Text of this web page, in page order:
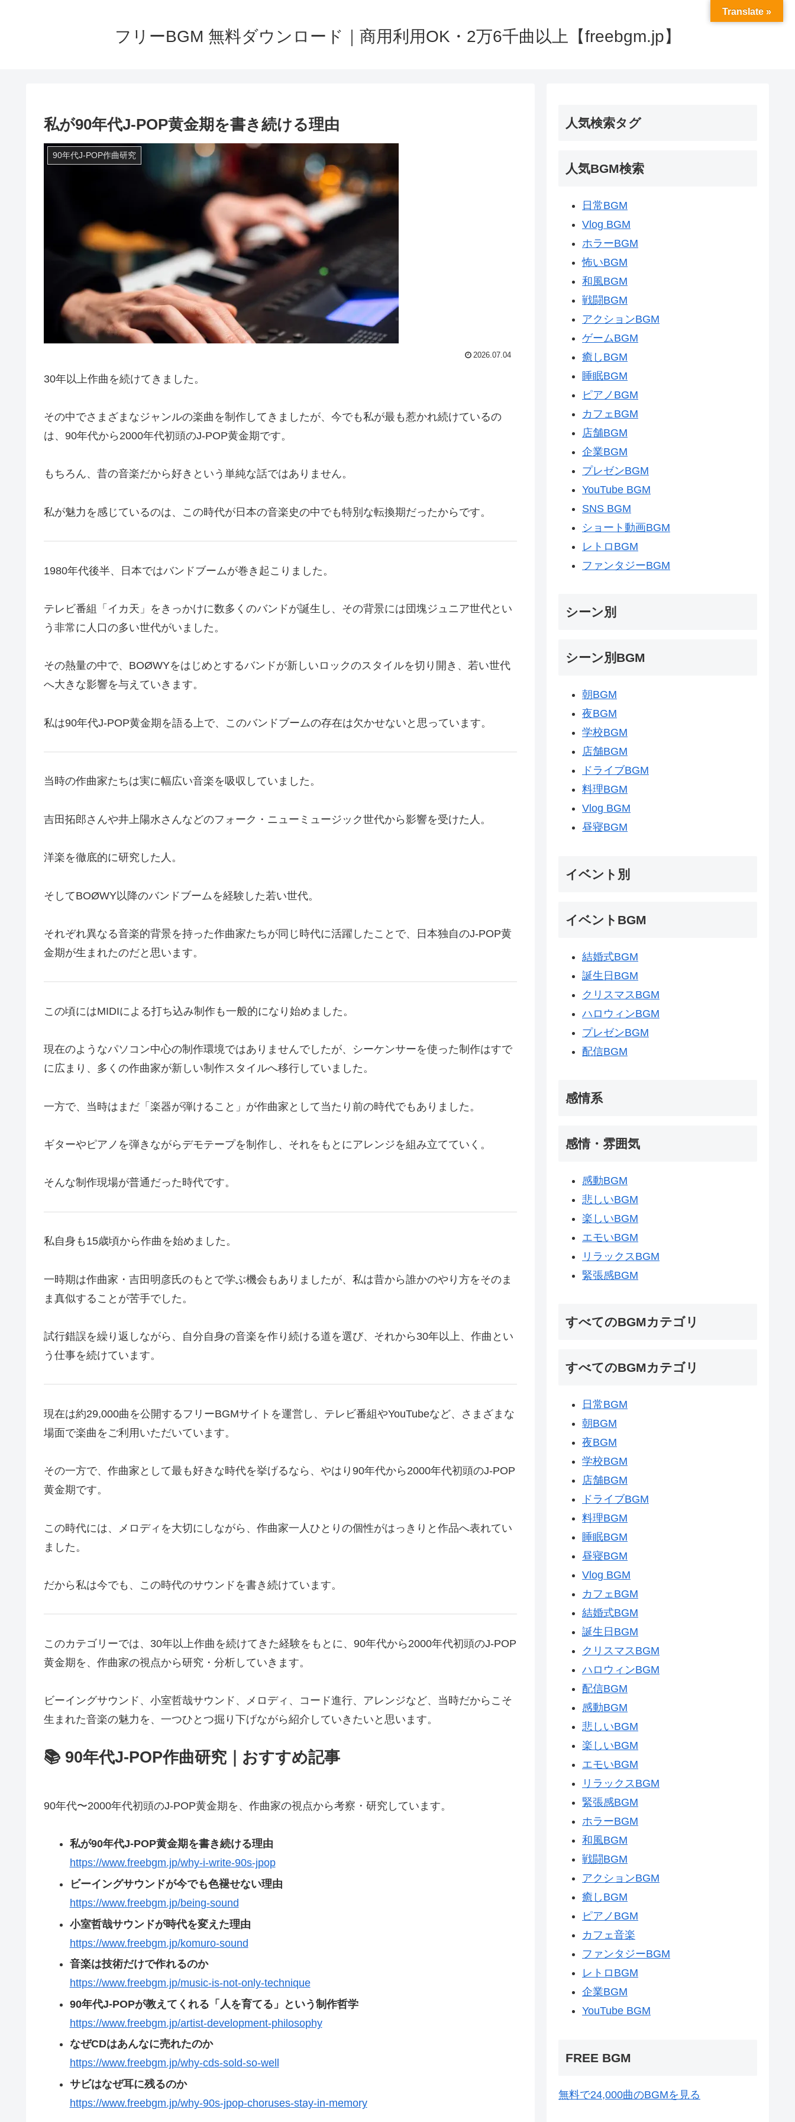
フリーBGM 無料ダウンロード｜商用利用OK・2万6千曲以上【freebgm.jp】
私が90年代J-POP黄金期を書き続ける理由
90年代J-POP作曲研究
2026.07.04
30年以上作曲を続けてきました。
その中でさまざまなジャンルの楽曲を制作してきましたが、今でも私が最も惹かれ続けているの
は、90年代から2000年代初頭のJ-POP黄金期です。
もちろん、昔の音楽だから好きという単純な話ではありません。
私が魅力を感じているのは、この時代が日本の音楽史の中でも特別な転換期だったからです。
1980年代後半、日本ではバンドブームが巻き起こりました。
テレビ番組「イカ天」をきっかけに数多くのバンドが誕生し、その背景には団塊ジュニア世代とい
う非常に人口の多い世代がいました。
その熱量の中で、BOØWYをはじめとするバンドが新しいロックのスタイルを切り開き、若い世代
へ大きな影響を与えていきます。
私は90年代J-POP黄金期を語る上で、このバンドブームの存在は欠かせないと思っています。
当時の作曲家たちは実に幅広い音楽を吸収していました。
吉田拓郎さんや井上陽水さんなどのフォーク・ニューミュージック世代から影響を受けた人。
洋楽を徹底的に研究した人。
そしてBOØWY以降のバンドブームを経験した若い世代。
それぞれ異なる音楽的背景を持った作曲家たちが同じ時代に活躍したことで、日本独自のJ-POP黄
金期が生まれたのだと思います。
この頃にはMIDIによる打ち込み制作も一般的になり始めました。
現在のようなパソコン中心の制作環境ではありませんでしたが、シーケンサーを使った制作はすで
に広まり、多くの作曲家が新しい制作スタイルへ移行していました。
一方で、当時はまだ「楽器が弾けること」が作曲家として当たり前の時代でもありました。
ギターやピアノを弾きながらデモテープを制作し、それをもとにアレンジを組み立てていく。
そんな制作現場が普通だった時代です。
私自身も15歳頃から作曲を始めました。
一時期は作曲家・吉田明彦氏のもとで学ぶ機会もありましたが、私は昔から誰かのやり方をそのま
ま真似することが苦手でした。
試行錯誤を繰り返しながら、自分自身の音楽を作り続ける道を選び、それから30年以上、作曲とい
う仕事を続けています。
現在は約29,000曲を公開するフリーBGMサイトを運営し、テレビ番組やYouTubeなど、さまざまな
場面で楽曲をご利用いただいています。
その一方で、作曲家として最も好きな時代を挙げるなら、やはり90年代から2000年代初頭のJ-POP
黄金期です。
この時代には、メロディを大切にしながら、作曲家一人ひとりの個性がはっきりと作品へ表れてい
ました。
だから私は今でも、この時代のサウンドを書き続けています。
このカテゴリーでは、30年以上作曲を続けてきた経験をもとに、90年代から2000年代初頭のJ-POP
黄金期を、作曲家の視点から研究・分析していきます。
ビーイングサウンド、小室哲哉サウンド、メロディ、コード進行、アレンジなど、当時だからこそ
生まれた音楽の魅力を、一つひとつ掘り下げながら紹介していきたいと思います。
📚 90年代J-POP作曲研究｜おすすめ記事
90年代〜2000年代初頭のJ-POP黄金期を、作曲家の視点から考察・研究しています。
私が90年代J-POP黄金期を書き続ける理由
https://www.freebgm.jp/why-i-write-90s-jpop
ビーイングサウンドが今でも色褪せない理由
https://www.freebgm.jp/being-sound
小室哲哉サウンドが時代を変えた理由
https://www.freebgm.jp/komuro-sound
音楽は技術だけで作れるのか
https://www.freebgm.jp/music-is-not-only-technique
90年代J-POPが教えてくれる「人を育てる」という制作哲学
https://www.freebgm.jp/artist-development-philosophy
なぜCDはあんなに売れたのか
https://www.freebgm.jp/why-cds-sold-so-well
サビはなぜ耳に残るのか
https://www.freebgm.jp/why-90s-jpop-choruses-stay-in-memory
人気検索タグ
人気BGM検索
日常BGM
Vlog BGM
ホラーBGM
怖いBGM
和風BGM
戦闘BGM
アクションBGM
ゲームBGM
癒しBGM
睡眠BGM
ピアノBGM
カフェBGM
店舗BGM
企業BGM
プレゼンBGM
YouTube BGM
SNS BGM
ショート動画BGM
レトロBGM
ファンタジーBGM
シーン別
シーン別BGM
朝BGM
夜BGM
学校BGM
店舗BGM
ドライブBGM
料理BGM
Vlog BGM
昼寝BGM
イベント別
イベントBGM
結婚式BGM
誕生日BGM
クリスマスBGM
ハロウィンBGM
プレゼンBGM
配信BGM
感情系
感情・雰囲気
感動BGM
悲しいBGM
楽しいBGM
エモいBGM
リラックスBGM
緊張感BGM
すべてのBGMカテゴリ
すべてのBGMカテゴリ
日常BGM
朝BGM
夜BGM
学校BGM
店舗BGM
ドライブBGM
料理BGM
睡眠BGM
昼寝BGM
Vlog BGM
カフェBGM
結婚式BGM
誕生日BGM
クリスマスBGM
ハロウィンBGM
配信BGM
感動BGM
悲しいBGM
楽しいBGM
エモいBGM
リラックスBGM
緊張感BGM
ホラーBGM
和風BGM
戦闘BGM
アクションBGM
癒しBGM
ピアノBGM
カフェ音楽
ファンタジーBGM
レトロBGM
企業BGM
YouTube BGM
FREE BGM
無料で24,000曲のBGMを見る
Translate »